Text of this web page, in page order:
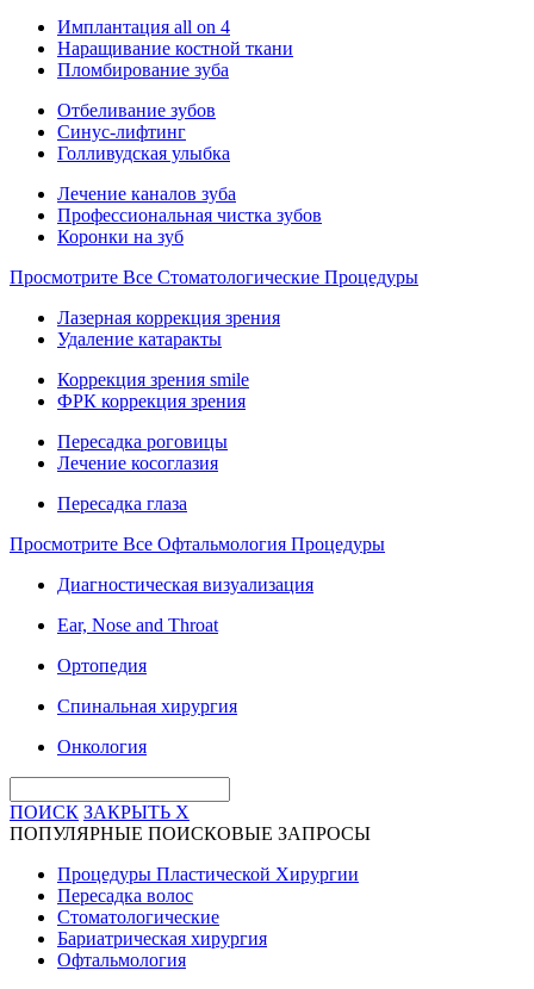
Имплантация all on 4
Наращивание костной ткани
Пломбирование зуба
Отбеливание зубов
Синус-лифтинг
Голливудская улыбка
Лечение каналов зуба
Профессиональная чистка зубов
Коронки на зуб
Просмотрите Все Стоматологические Процедуры
Лазерная коррекция зрения
Удаление катаракты
Коррекция зрения smile
ФРК коррекция зрения
Пересадка роговицы
Лечение косоглазия
Пересадка глаза
Просмотрите Все Офтальмология Процедуры
Диагностическая визуализация
Ear, Nose and Throat
Ортопедия
Спинальная хирургия
Онкология
ПОИСК ЗАКРЫТЬ X
ПОПУЛЯРНЫЕ ПОИСКОВЫЕ ЗАПРОСЫ
Процедуры Пластической Хирургии
Пересадка волос
Стоматологические
Бариатрическая хирургия
Офтальмология